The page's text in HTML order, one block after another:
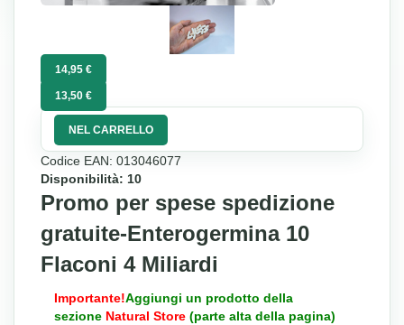
14,95 €
13,50 €
NEL CARRELLO
Codice EAN: 013046077
Disponibilità: 10
Promo per spese spedizione
gratuite-Enterogermina 10
Flaconi 4 Miliardi
Importante!Aggiungi un prodotto della
sezione Natural Store (parte alta della pagina)